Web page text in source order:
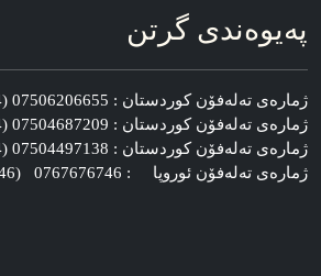
په‌یوه‌ندی گرتن
ژماره‌ی ته‌له‌فۆن کوردستان : 07506206655 (00964)
ژماره‌ی ته‌له‌فۆن کوردستان : 07504687209 (00964)
ژماره‌ی ته‌له‌فۆن کوردستان : 07504497138 (00964)
ژماره‌ی ته‌له‌فۆن ئوروپا : 0767676746 (0046)